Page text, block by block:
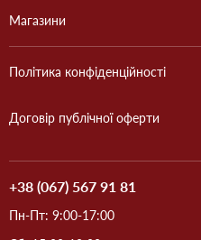
Магазини
Політика конфіденційності
Договір публічної оферти
+38 (067) 567 91 81
Пн-Пт: 9:00-17:00